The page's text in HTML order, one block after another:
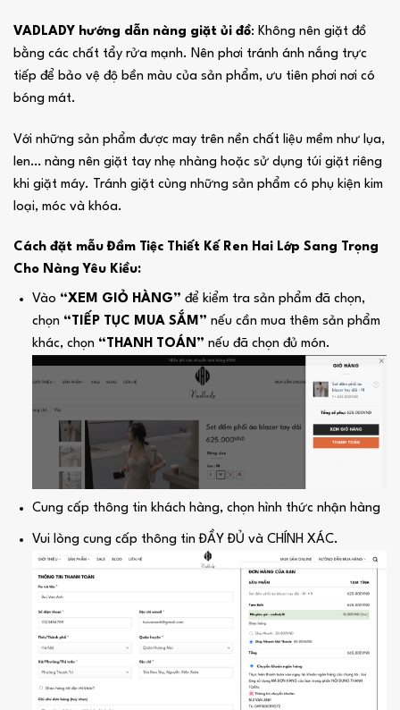
VADLADY hướng dẫn nàng giặt ủi đồ: Không nên giặt đồ
bằng các chất tẩy rửa mạnh. Nên phơi tránh ánh nắng trực
tiếp để bảo vệ độ bền màu của sản phẩm, ưu tiên phơi nơi có
bóng mát.
Với những sản phẩm được may trên nền chất liệu mềm như lụa,
len… nàng nên giặt tay nhẹ nhàng hoặc sử dụng túi giặt riêng
khi giặt máy. Tránh giặt cùng những sản phẩm có phụ kiện kim
loại, móc và khóa.
Cách đặt mẫu Đầm Tiệc Thiết Kế Ren Hai Lớp Sang Trọng
Cho Nàng Yêu Kiều:
Vào “XEM GIỎ HÀNG” để kiểm tra sản phẩm đã chọn,
chọn “TIẾP TỤC MUA SẮM” nếu cần mua thêm sản phẩm
khác, chọn “THANH TOÁN” nếu đã chọn đủ món.
Cung cấp thông tin khách hàng, chọn hình thức nhận hàng
Vui lòng cung cấp thông tin ĐẦY ĐỦ và CHÍNH XÁC.